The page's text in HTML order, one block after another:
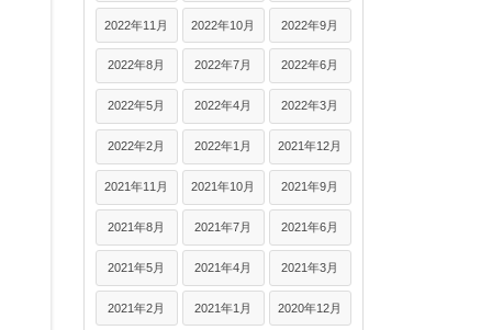
2022年11月 2022年10月 2022年9月
2022年8月 2022年7月 2022年6月
2022年5月 2022年4月 2022年3月
2022年2月 2022年1月 2021年12月
2021年11月 2021年10月 2021年9月
2021年8月 2021年7月 2021年6月
2021年5月 2021年4月 2021年3月
2021年2月 2021年1月 2020年12月